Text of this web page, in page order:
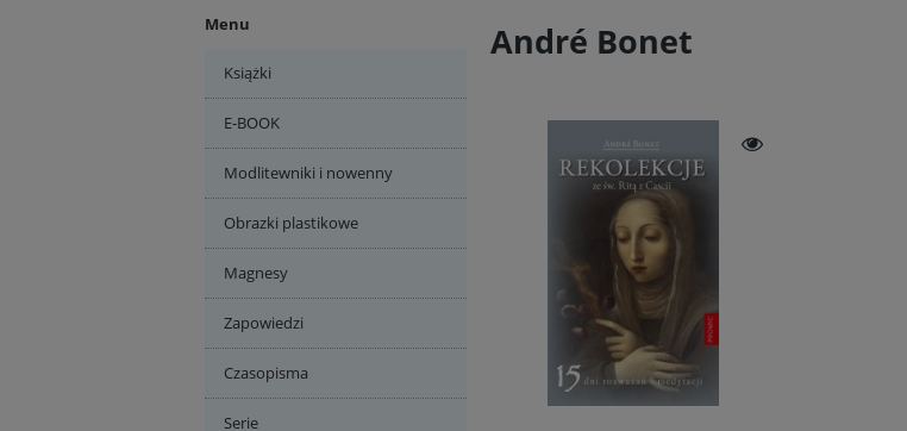
Menu
Książki
E-BOOK
Modlitewniki i nowenny
Obrazki plastikowe
Magnesy
Zapowiedzi
Czasopisma
Serie
André Bonet